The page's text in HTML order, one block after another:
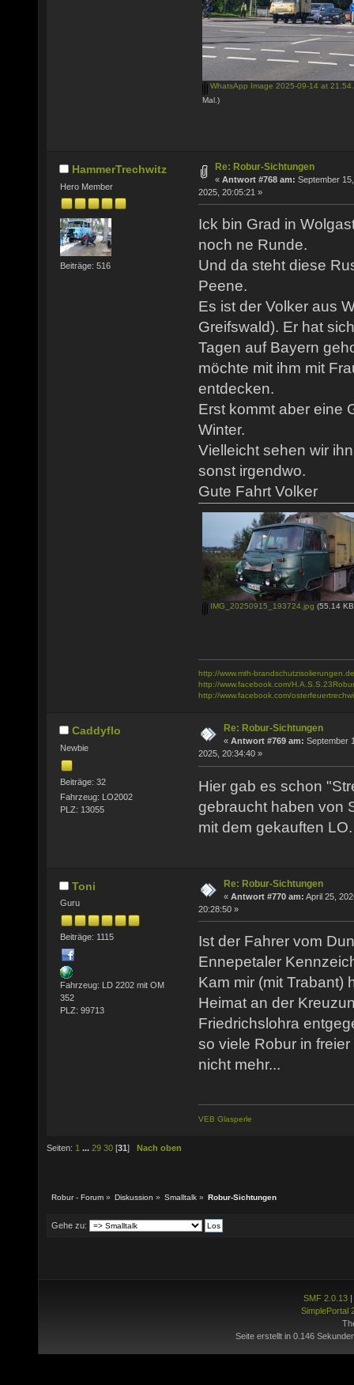
WhatsApp Image 2025-09-14 at
Mal.)
HammerTrechwitz
Hero Member
Beiträge: 516
Re: Robur-Sichtungen
« Antwort #768 am: September 15,
2025, 20:05:21 »
Ick bin Grad in
noch ne Runde.
Und da steht diese
Peene.
Es ist der Volker aus
Greifswald). Er hat
Tagen auf Bayern
möchte mit ihm mit
entdecken.
Erst kommt aber eine
Winter.
Vielleicht sehen wir
sonst irgendwo.
Gute Fahrt Volker
IMG_20250915_193724.jpg (55.14
http://www.mth-
http://www.facebook.com/H.A.S.S.23Robur
http://www.facebook.com/
Caddyflo
Newbie
Beiträge: 32
Fahrzeug: LO2002
PLZ: 13055
Re: Robur-Sichtungen
« Antwort #769 am: September
2025, 20:34:40 »
Hier gab es schon
gebraucht haben von
mit dem gekauften LO.
Toni
Guru
Beiträge: 1115
Fahrzeug: LD 2202 mit OM
352
PLZ: 99713
Re: Robur-Sichtungen
« Antwort #770 am: April 25,
20:28:50 »
Ist der Fahrer vom
Ennepetaler
Kam mir (mit Trabant)
Heimat an der
Friedrichslohra
so viele Robur in
nicht mehr...
VEB Glasperle
Seiten: 1 ... 29 30 [31] Nach oben
Robur - Forum » Diskussion » Smalltalk » Robur-Sichtungen
Gehe zu:
SMF 2.0.13|
SimplePortal
Seite erstellt in 0.146